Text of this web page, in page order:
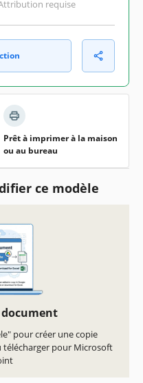
requise
Prêt à imprimer à la maison
ou au bureau
ce modèle
pour créer une copie
télécharger pour Microsoft